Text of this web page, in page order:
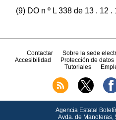
(9) DO n º L 338 de 13 . 12 .
Contactar Sobre la sede
Accesibilidad
Protección de datos
Tutoriales
Agencia Estatal
Avda.de Manoteras,